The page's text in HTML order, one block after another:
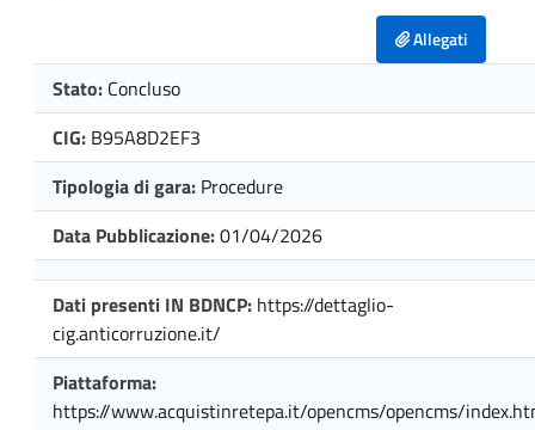
Allegati
Stato: Concluso
CIG: B95A8D2EF3
Tipologia di gara: Procedure
Data Pubblicazione:01/04/2026
Dati presenti IN BDNCP: https://dettaglio-
cig.anticorruzione.it/
Piattaforma:
https://www.acquistinretepa.it/opencms/opencms/